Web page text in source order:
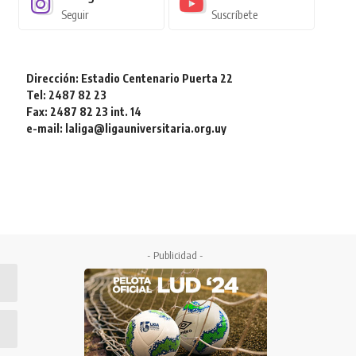
Seguir Suscríbete
Dirección: Estadio Centenario Puerta 22
Tel: 2487 82 23
Fax: 2487 82 23 int. 14
e-mail: laliga@ligauniversitaria.org.uy
- Publicidad -